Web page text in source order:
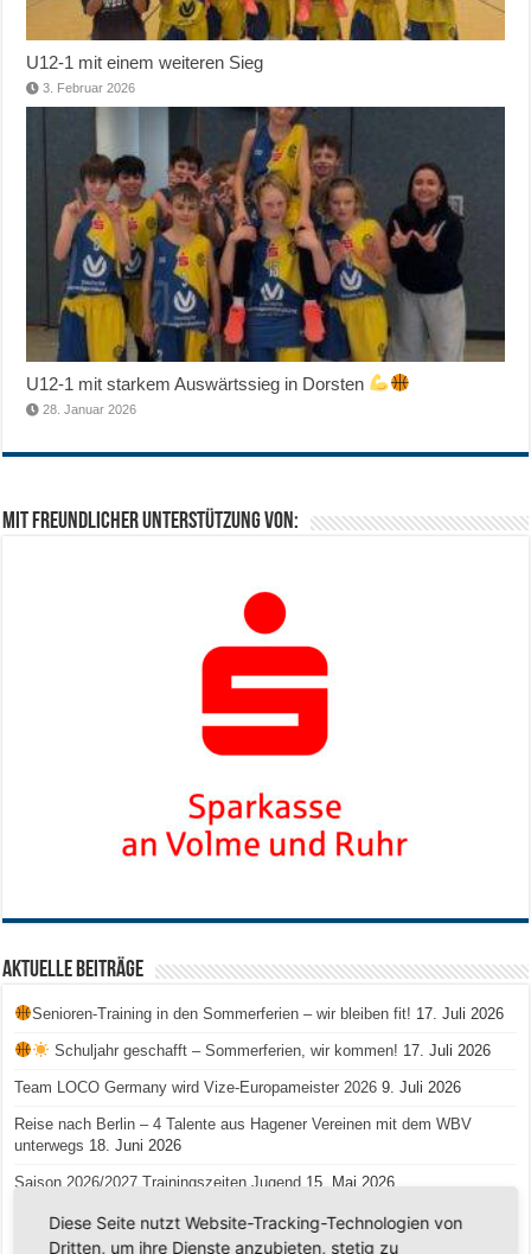
U12-1 mit einem weiteren Sieg
3. Februar 2026
U12-1 mit starkem Auswärtssieg in Dorsten
28. Januar 2026
Mit freundlicher Unterstützung von:
Aktuelle Beiträge
Senioren-Training in den Sommerferien – wir bleiben fit! 17. Juli 2026
Schuljahr geschafft – Sommerferien, wir kommen! 17. Juli 2026
Team LOCO Germany wird Vize-Europameister 2026 9. Juli 2026
Reise nach Berlin – 4 Talente aus Hagener Vereinen mit dem WBV
unterwegs 18. Juni 2026
Saison 2026/2027 Trainingszeiten Jugend 15. Mai 2026
Regionalliga-Meister SV Haspe 70 12. Mai 2026
Diese Seite nutzt Website-Tracking-Technologien von
Dritten, um ihre Dienste anzubieten, stetig zu